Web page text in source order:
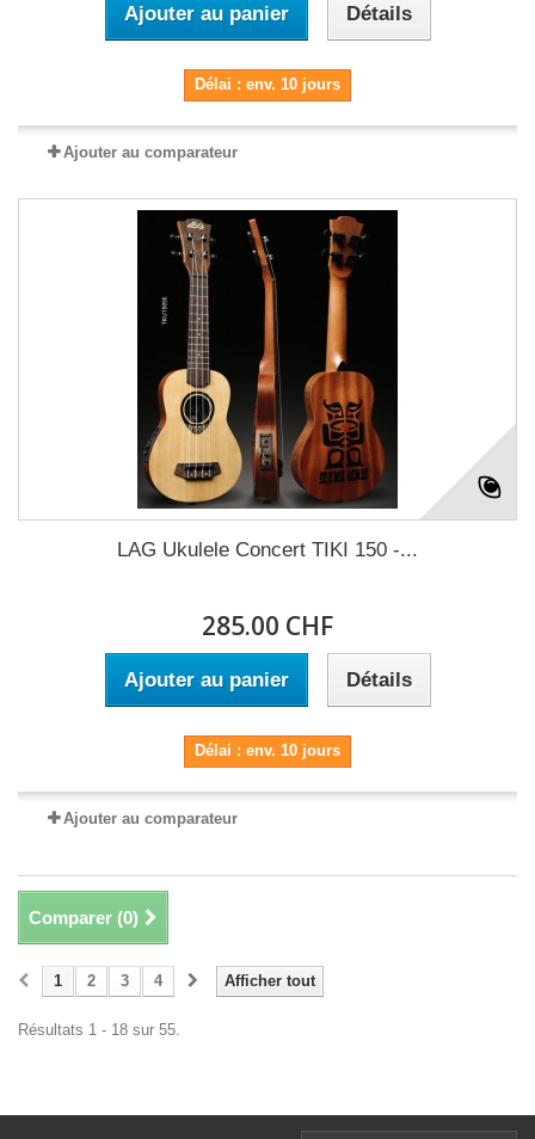
Ajouter au panier Détails
Délai : env. 10 jours
Ajouter au comparateur
LAG Ukulele Concert TIKI 150 -...
285.00 CHF
Ajouter au panier Détails
Délai : env. 10 jours
Ajouter au comparateur
Comparer (0)
Afficher tout
1 2 3 4
Résultats 1 - 18 sur 55.